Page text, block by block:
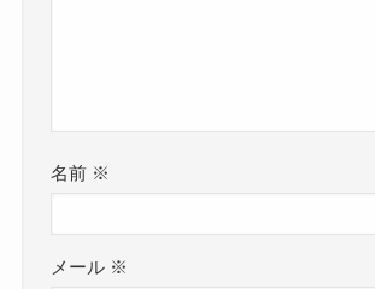
名前 ※
メール ※